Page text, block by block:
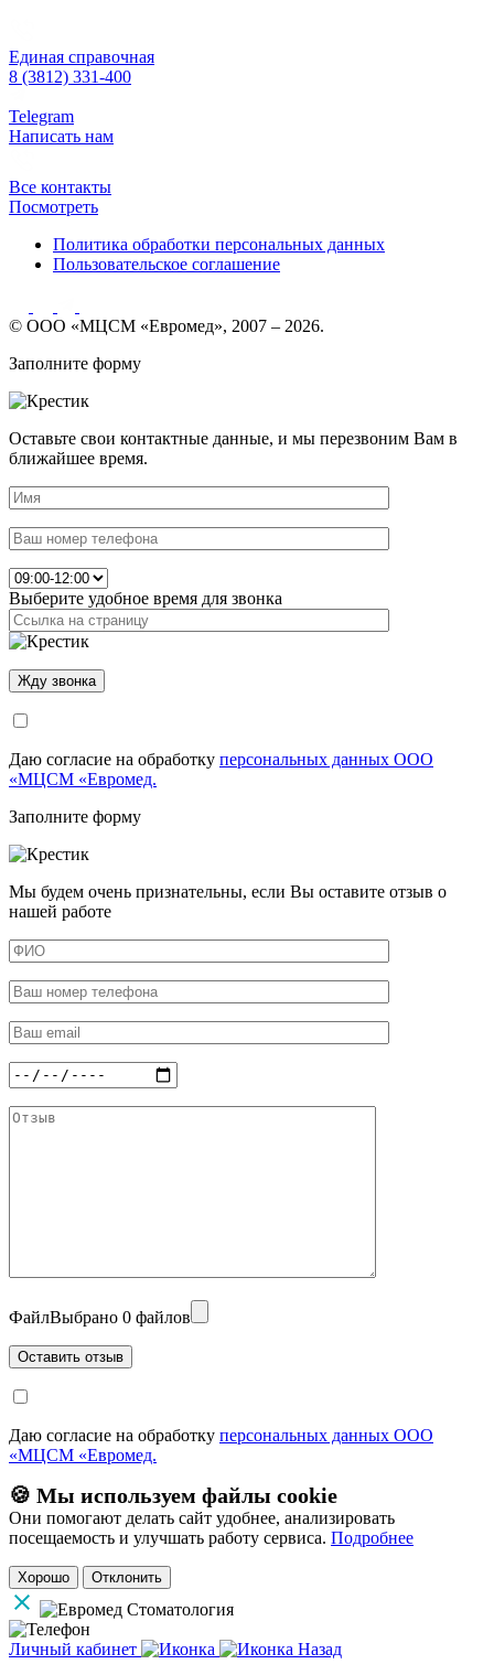
Единая справочная
8 (3812) 331-400
Telegram
Написать нам
Все контакты
Посмотреть
Политика обработки персональных данных
Пользовательское соглашение
© ООО «МЦСМ «Евромед», 2007 – 2026.
Заполните форму
Оставьте свои контактные данные, и мы перезвоним Вам в
ближайшее время.
Выберите удобное время для звонка
Даю согласие на обработку персональных данных ООО
«МЦСМ «Евромед.
Заполните форму
Мы будем очень признательны, если Вы оставите отзыв о
нашей работе
ФайлВыбрано 0 файлов
Даю согласие на обработку персональных данных ООО
«МЦСМ «Евромед.
🍪 Мы используем файлы cookie
Они помогают делать сайт удобнее, анализировать
посещаемость и улучшать работу сервиса. Подробнее
Хорошо Отклонить
Личный кабинет
Назад